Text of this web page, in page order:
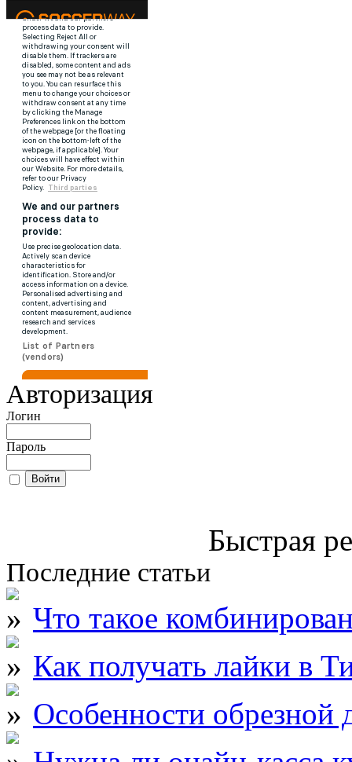
Авторизация
Логин
Пароль
Быстрая
Последние статьи
Что такое
Как получать лайки в
Особенности обрезной